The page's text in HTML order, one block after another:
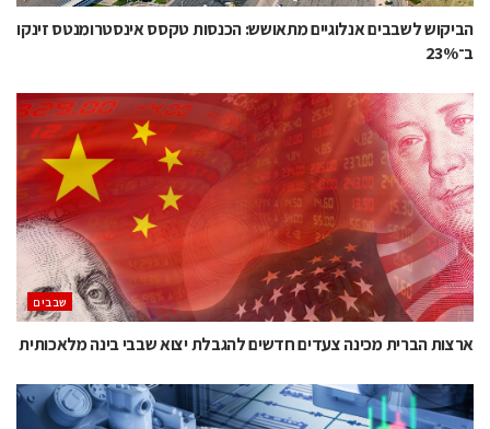
הביקוש לשבבים אנלוגיים מתאושש: הכנסות טקסס אינסטרומנטס זינקו
ב־23%
‫שבבים‬
ארצות הברית מכינה צעדים חדשים להגבלת יצוא שבבי בינה מלאכותית